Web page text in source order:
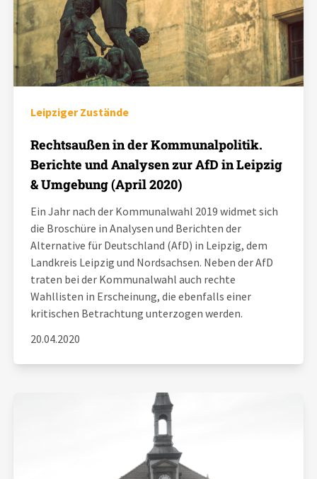
Leipziger Zustände
Rechtsaußen in der Kommunalpolitik.
Berichte und Analysen zur AfD in Leipzig
& Umgebung (April 2020)
Ein Jahr nach der Kommunalwahl 2019 widmet sich
die Broschüre in Analysen und Berichten der
Alternative für Deutschland (AfD) in Leipzig, dem
Landkreis Leipzig und Nordsachsen. Neben der AfD
traten bei der Kommunalwahl auch rechte
Wahllisten in Erscheinung, die ebenfalls einer
kritischen Betrachtung unterzogen werden.
20.04.2020